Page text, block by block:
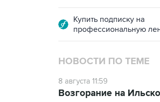
Купить подписку на
профессиональную
НОВОСТИ ПО ТЕМЕ
8 августа 11:59
Возгорание на